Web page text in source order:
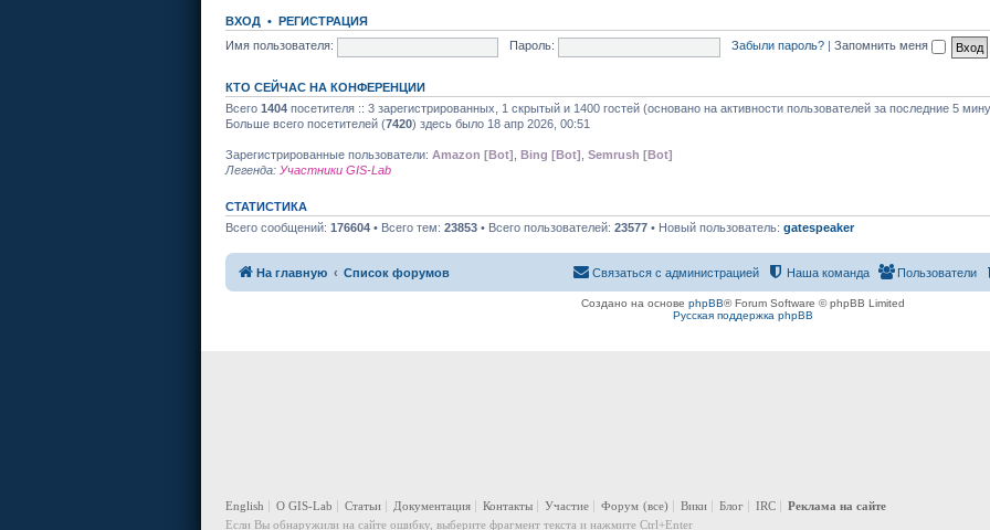
ВХОД • РЕГИСТРАЦИЯ
Имя пользователя:
Пароль: Забыли пароль? Запомнить меня
КТО СЕЙЧАС НА КОНФЕРЕНЦИИ
Всего 1404 посетителя :: 3 зарегистрированных, 1 скрытый и 1400 гостей (основано на активности пользователей за последние 5
Больше всего посетителей (7420) здесь было 18 апр 2026, 00:51
Зарегистрированные пользователи: Amazon [Bot] Bing [Bot] Semrush [Bot]
Легенда: Участники GIS-Lab
СТАТИСТИКА
Всего сообщений: 176604 • Всего тем: 23853 • Всего пользователей: 23577 • Новый пользователь: gatespeaker
На главную Список форумов Пользователи
Наша команда
Связаться с администрацией
Создано на основе phpBB® Forum Software © phpBB Limited
Русская поддержка phpBB
English О GIS-Lab Статьи Документация Контакты Участие Форум (все) Вики Блог IRC
Реклама на сайте
Если Вы обнаружили на сайте ошибку, выберите фрагмент текста и нажмите Ctrl+Enter